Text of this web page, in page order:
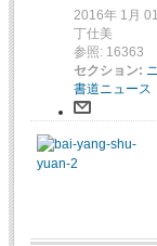
2016年 1月
丁仕美
参照: 16363
セクション:
書道ニュース